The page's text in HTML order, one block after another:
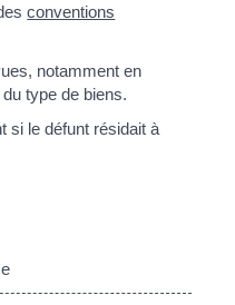
conventions
notamment en
type de biens.
si le défunt résidait à